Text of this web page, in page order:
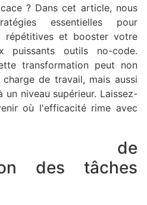
? Dans cet article, nous
essentielles pour
répétitives et booster votre
puissants outils no-code.
transformation peut non
de travail, mais aussi
niveau supérieur. Laissez-
où l'efficacité rime avec
de
des tâches